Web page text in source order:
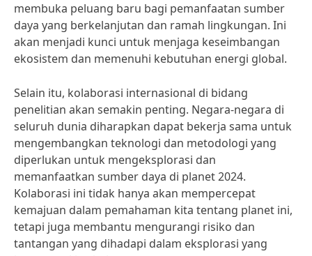
membuka peluang baru bagi pemanfaatan sumber
daya yang berkelanjutan dan ramah lingkungan. Ini
akan menjadi kunci untuk menjaga keseimbangan
ekosistem dan memenuhi kebutuhan energi global.
Selain itu, kolaborasi internasional di bidang
penelitian akan semakin penting. Negara-negara di
seluruh dunia diharapkan dapat bekerja sama untuk
mengembangkan teknologi dan metodologi yang
diperlukan untuk mengeksplorasi dan
memanfaatkan sumber daya di planet 2024.
Kolaborasi ini tidak hanya akan mempercepat
kemajuan dalam pemahaman kita tentang planet ini,
tetapi juga membantu mengurangi risiko dan
tantangan yang dihadapi dalam eksplorasi yang